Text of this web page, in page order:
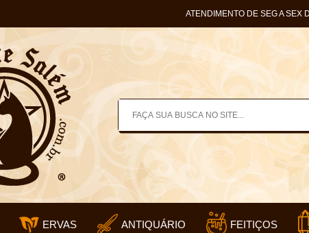
ATENDIMENTO DE SEG A SEX
ERVAS ANTIQUÁRIO FEITIÇOS